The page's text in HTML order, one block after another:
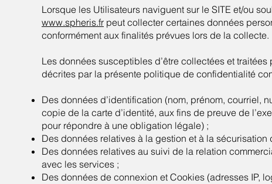
Lorsque les Utilisateurs naviguent sur le SITE et/ou
www.spheris.fr peut collecter certaines données
conformément aux finalités prévues lors de la collecte.
Les données susceptibles d’être collectées et
décrites par la présente politique de confidentialité
Des données d’identification (nom, prénom, courriel,
copie de la carte d’identité, aux fins de preuve de
pour répondre à une obligation légale) ;
Des données relatives à la gestion et à la
Des données relatives au suivi de la relation
avec les services ;
Des données de connexion et Cookies (adresses IP,